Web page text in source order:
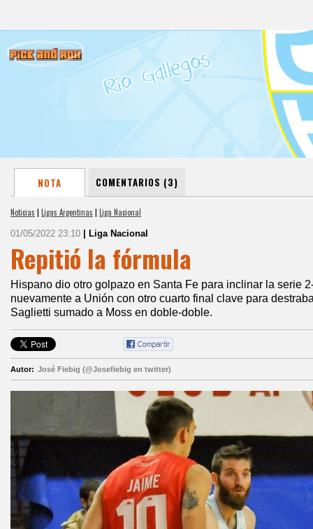
NOTA COMENTARIOS (3)
Noticias | Ligas Argentinas | Liga Nacional
01/05/2022 23:10 | Liga Nacional
Repitió la fórmula
Hispano dio otro golpazo en Santa Fe para inclinar la serie
nuevamente a Unión con otro cuarto final clave para
Saglietti sumado a Moss en doble-doble.
Autor: José Fiebig (@Josefiebig en twitter)